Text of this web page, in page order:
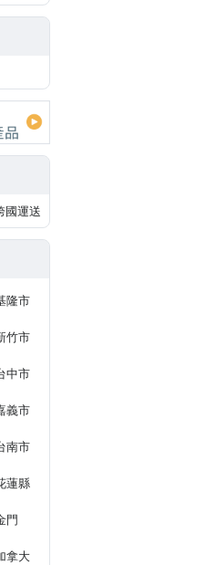
國運送
隆市
竹市
中市
義市
南市
蓮縣
門
拿大